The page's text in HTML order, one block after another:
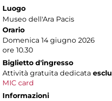
Luogo
Museo dell'Ara Pacis
Orario
Domenica 14 giugno 2026
ore 10.30
Biglietto d'ingresso
Attività gratuita dedicata
MIC card
Informazioni